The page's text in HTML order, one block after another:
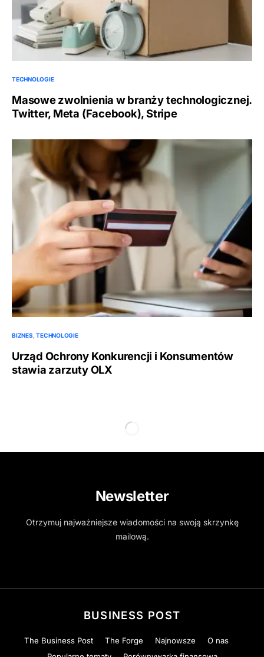
TECHNOLOGIE
Masowe zwolnienia w branży technologicznej.
Twitter, Meta (Facebook), Stripe
BIZNES TECHNOLOGIE
Urząd Ochrony Konkurencji i Konsumentów
stawia zarzuty OLX
Newsletter
Otrzymuj najważniejsze wiadomości na swoją skrzynkę
mailową.
BUSINESS POST
The Business Post The Forge Najnowsze
O nas